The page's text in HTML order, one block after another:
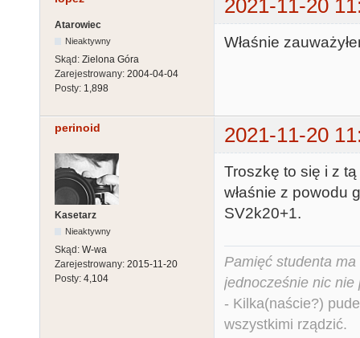
2021-11-20
Atarowiec
Nieaktywny
Skąd: Zielona Góra
Zarejestrowany: 2004-04-04
Posty: 1,898
Właśnie
perinoid 2021-11-20
Kasetarz
Nieaktywny
Skąd: W-wa
Zarejestrowany: 2015-11-20
Posty: 4,104
Troszkę to się i z
właśnie z powodu
SV2k20+1.
Pamięć studenta
jednocześnie nic nie
- Kilka(naście?)
wszystkimi rządzić.